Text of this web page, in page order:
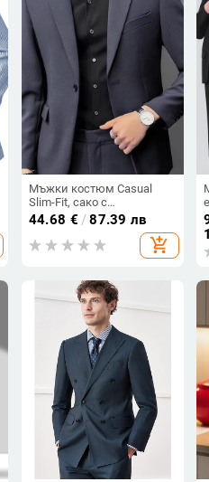
версия)
Мъжки костюм Casual
Slim-Fit, сако с
еднобутонно закопчаване
и класическа яка,
полиестрова смес, за
пролетно-есенен сезон
44.68 € /87.39 лв
add_shopping_cart